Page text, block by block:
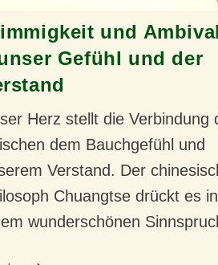
und
Gefühl und der
Herz stellt die Verbindung
dem Bauchgefühl und
Verstand. Der
Chuangtse drückt es in
wunderschönen